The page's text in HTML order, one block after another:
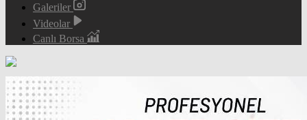
Galeriler
Videolar
Canlı Borsa